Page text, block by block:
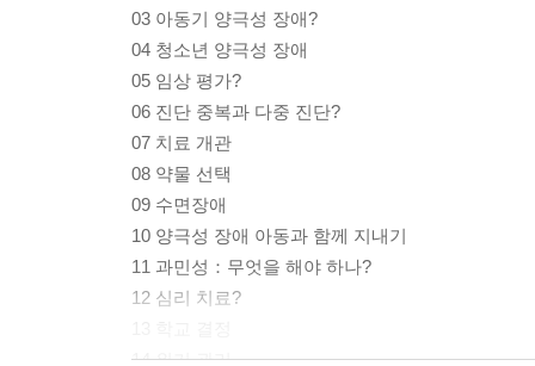
03 아동기 양극성 장애?
04 청소년 양극성 장애
05 임상 평가?
06 진단 중복과 다중 진단?
07 치료 개관
08 약물 선택
09 수면장애
10 양극성 장애 아동과 함께 지내기
11 과민성：무엇을 해야 하나?
12 심리 치료?
14 위기 관리